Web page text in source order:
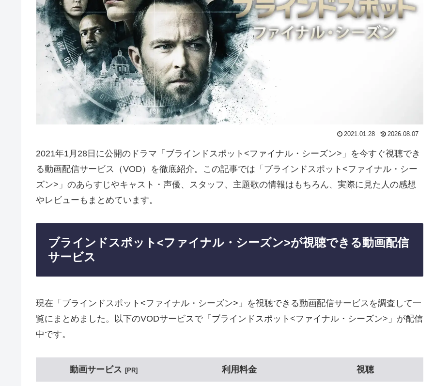
2021.01.28 2026.08.07
2021年1月28日に公開のドラマ「ブラインドスポット<ファイナル・シーズン>」を今すぐ視聴でき
る動画配信サービス（VOD）を徹底紹介。この記事では「ブラインドスポット<ファイナル・シー
ズン>」のあらすじやキャスト・声優、スタッフ、主題歌の情報はもちろん、実際に見た人の感想
やレビューもまとめています。
ブラインドスポット<ファイナル・シーズン>が視聴できる動画配信
サービス
現在「ブラインドスポット<ファイナル・シーズン>」を視聴できる動画配信サービスを調査して一
覧にまとめました。以下のVODサービスで「ブラインドスポット<ファイナル・シーズン>」が配信
中です。
動画サービス PR 利用料金 視聴